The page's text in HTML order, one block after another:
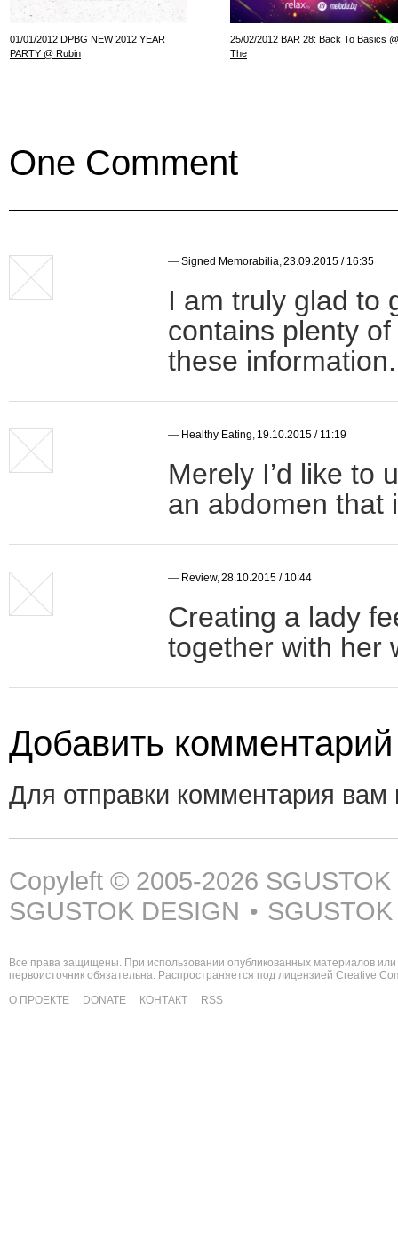
01/01/2012 DPBG NEW 2012 YEAR
PARTY @ Rubin
25/02/2012 BAR 28: Back To Basics @
The
One Comment
— Signed Memorabilia,23.09.2015 / 16:35
I am truly glad to
contains plenty
these
— Healthy Eating, 19.10.2015 / 11:19
Merely I’d like to
an abdomen that
— Review,28.10.2015 / 10:44
Creating a lady
together with her
Добавить комментарий
Для отправки комментария
Copyleft © 2005-2026
SGUSTOK DESIGN •
Все права защищены. При использовании опубликованных материалов
первоисточник обязательна. Распространяется под лицензией Creative
О ПРОЕКТЕ
DONATE КОНТАКТ RSS